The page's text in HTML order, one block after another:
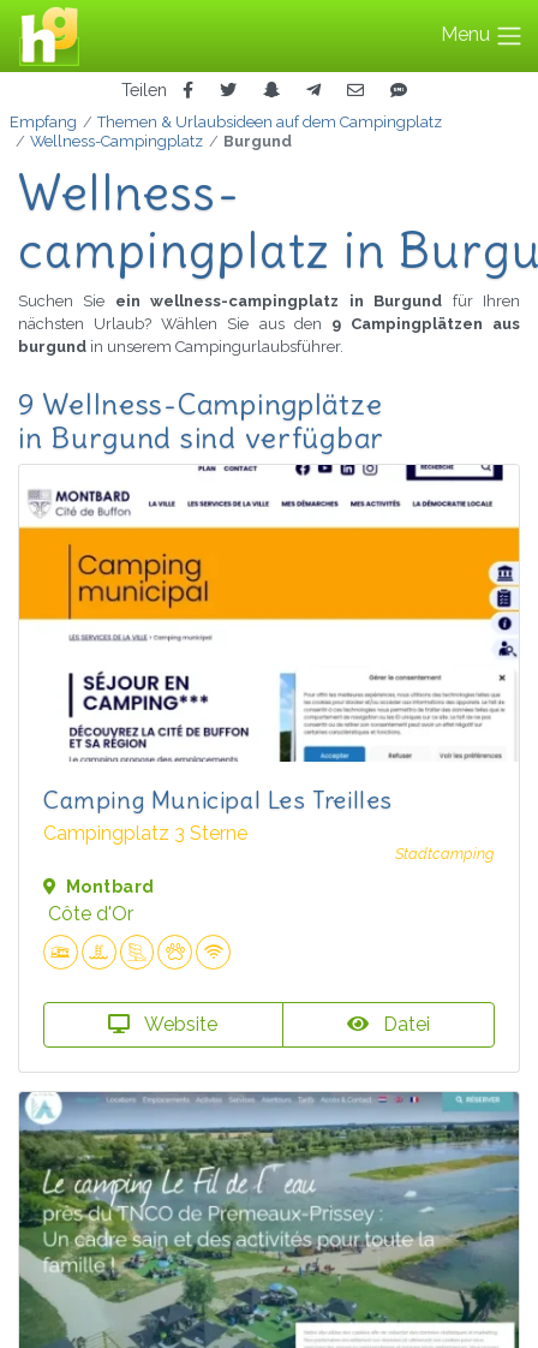
Menu
Teilen
Empfang
Themen & Urlaubsideen auf dem Campingplatz
Wellness-Campingplatz
Burgund
Wellness-
campingplatz in
Suchen Sie ein wellness-campingplatz in Burgund für Ihren
nächsten Urlaub? Wählen Sie aus den 9 Campingplätzen aus
burgund in unserem Campingurlaubsführer.
9 Wellness-Campingplätze
in Burgund sind verfügbar
Camping Municipal Les Treilles
Campingplatz 3 Sterne
Stadtcamping
Montbard
Côte d'Or
Website Datei